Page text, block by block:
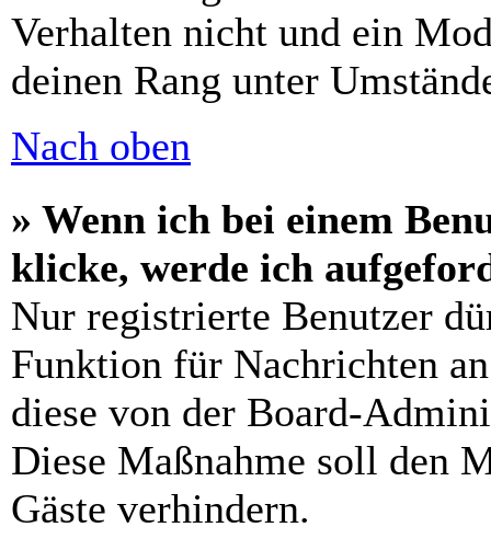
Verhalten nicht und ein
deinen Rang unter
Nach oben
» Wenn ich bei einem
klicke, werde ich
Nur registrierte Benutzer
Funktion für Nachrichten
diese von der Board-
Diese Maßnahme soll den
Gäste verhindern.